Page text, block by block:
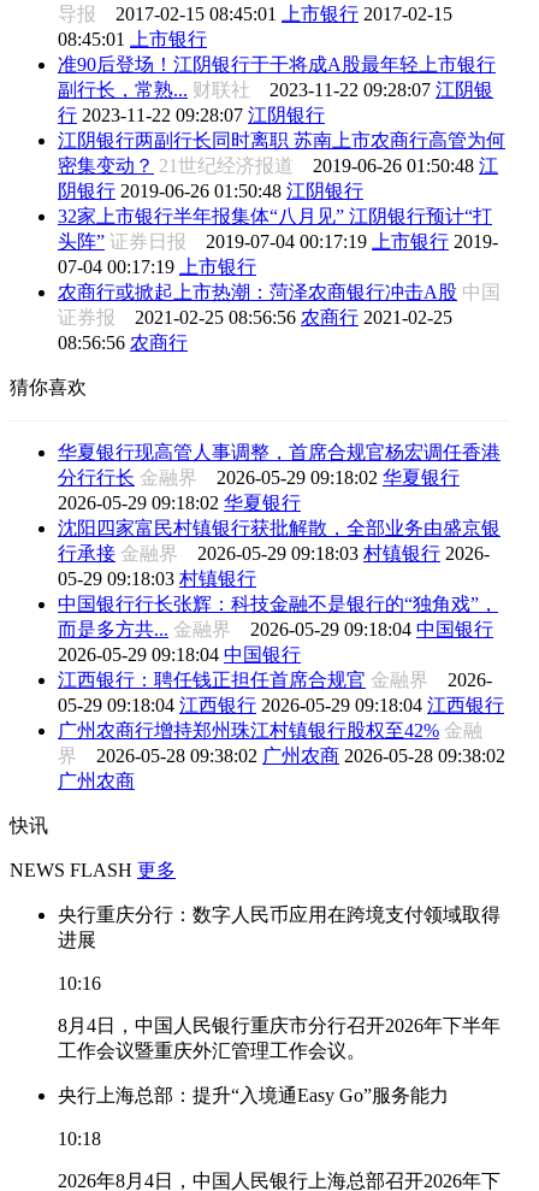
导报 2017-02-15 08:45:01 上市银行 2017-02-15
08:45:01
上市银行
准90后登场！江阴银行于干将成A股最年轻上市银行
副行长，常熟... 财联社 2023-11-22 09:28:07 江阴银
行 2023-11-22 09:28:07 江阴银行
江阴银行两副行长同时离职 苏南上市农商行高管为何
密集变动？ 21世纪经济报道 2019-06-26 01:50:48 江
阴银行 2019-06-26 01:50:48 江阴银行
32家上市银行半年报集体“八月见” 江阴银行预计“打
头阵” 证券日报 2019-07-04 00:17:19 上市银行 2019-
07-04 00:17:19
上市银行
农商行或掀起上市热潮：菏泽农商银行冲击A股 中国
证券报 2021-02-25 08:56:56 农商行 2021-02-25
08:56:56 农商行
猜你喜欢
华夏银行现高管人事调整，首席合规官杨宏调任香港
分行行长 金融界 2026-05-29 09:18:02 华夏银行
2026-05-29 09:18:02 华夏银行
沈阳四家富民村镇银行获批解散，全部业务由盛京银
行承接 金融界 2026-05-29 09:18:03 村镇银行 2026-
05-29 09:18:03 村镇银行
中国银行行长张辉：科技金融不是银行的“独角戏”，
而是多方共... 金融界 2026-05-29 09:18:04 中国银行
2026-05-29 09:18:04 中国银行
江西银行：聘任钱正担任首席合规官 金融界 2026-
05-29 09:18:04 江西银行 2026-05-29 09:18:04 江西银行
广州农商行增持郑州珠江村镇银行股权至42% 金融
界 2026-05-28 09:38:02 广州农商 2026-05-28 09:38:02
广州农商
快讯
NEWS FLASH 更多
央行重庆分行：数字人民币应用在跨境支付领域取得
进展
10:16
8月4日，中国人民银行重庆市分行召开2026年下半年
工作会议暨重庆外汇管理工作会议。
央行上海总部：提升“入境通Easy Go”服务能力
10:18
2026年8月4日，中国人民银行上海总部召开2026年下